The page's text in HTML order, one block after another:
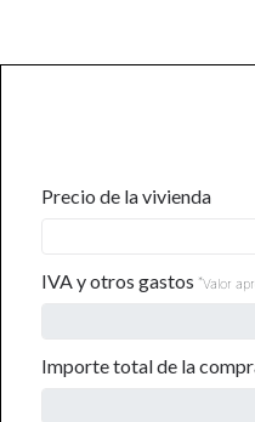
Precio de la vivienda
IVA y otros gastos *Valor
Importe total de la